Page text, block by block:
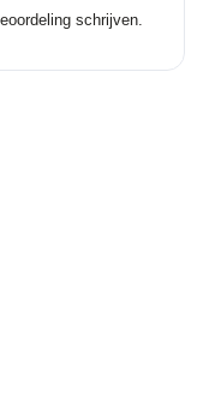
schrijven.